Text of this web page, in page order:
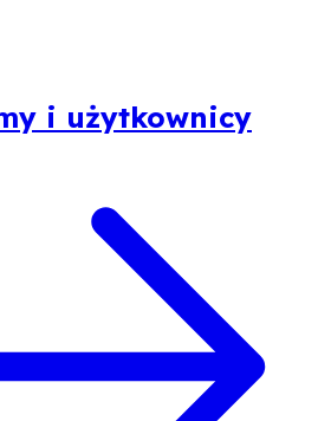
i użytkownicy